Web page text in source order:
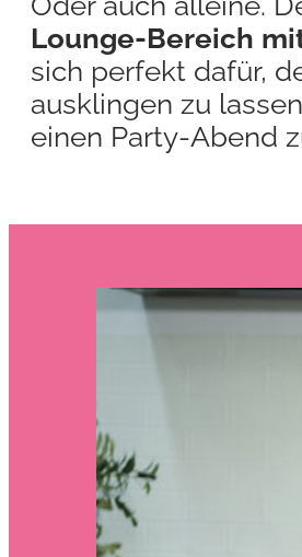
Lounge-Bereich
sich perfekt dafür,
ausklingen zu
einen Party-Abend